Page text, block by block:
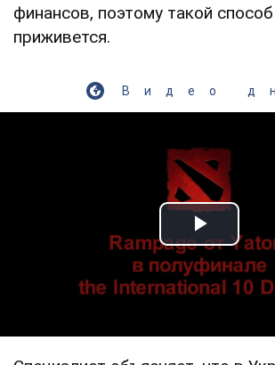
финансов, поэтому такой
приживется.
Видео
Play